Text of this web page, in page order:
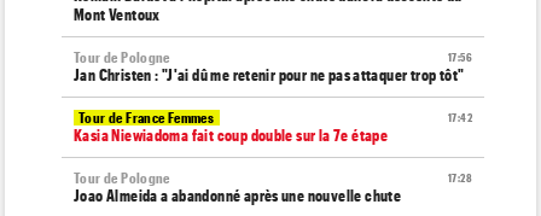
Mont Ventoux
17:56
Tour de Pologne
Jan Christen : "J'ai dû me retenir pour ne pas attaquer trop tôt"
17:42
Tour de France Femmes
Kasia Niewiadoma fait coup double sur la 7e étape
17:28
Tour de Pologne
Joao Almeida a abandonné après une nouvelle chute